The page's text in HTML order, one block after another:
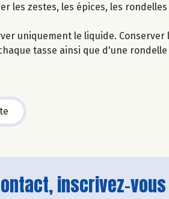
les zestes, les épices, les
uniquement le liquide. Conserver
tasse ainsi que d'une
inscrivez-